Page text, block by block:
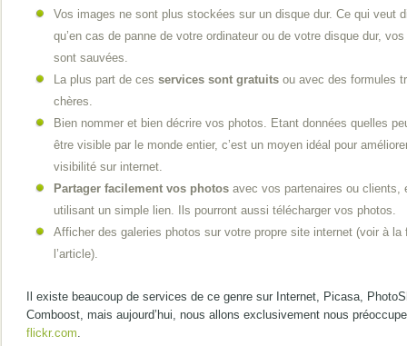
Vos images ne sont plus stockées sur un disque dur. Ce qui veut
qu’en cas de panne de votre ordinateur ou de votre disque dur,
sont sauvées.
La plus part de ces services sont gratuits ou avec des formules
chères.
Bien nommer et bien décrire vos photos. Etant données quelles
être visible par le monde entier, c’est un moyen idéal pour
visibilité sur internet.
Partager facilement vos photos avec vos partenaires ou clients,
utilisant un simple lien. Ils pourront aussi télécharger vos photos.
Afficher des galeries photos sur votre propre site internet (voir à la
l’article).
Il existe beaucoup de services de ce genre sur Internet, Picasa,
Comboost, mais aujourd’hui, nous allons exclusivement nous
flickr.com.